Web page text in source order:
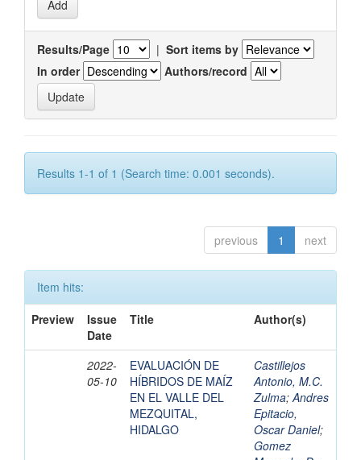
Results/Page | Sort items by
In order
Authors/record
Results 1-1 of 1 (Search time: 0.001 seconds).
previous 1 next
Item hits:
Preview
Issue
Date
Title Author(s)
2022-
05-10
EVALUACIÓN DE
HÍBRIDOS DE MAÍZ
EN EL VALLE DEL
MEZQUITAL,
HIDALGO
Castillejos
Antonio, M.C.
Zulma;Andres
Epitacio,
Oscar Daniel;
Gomez